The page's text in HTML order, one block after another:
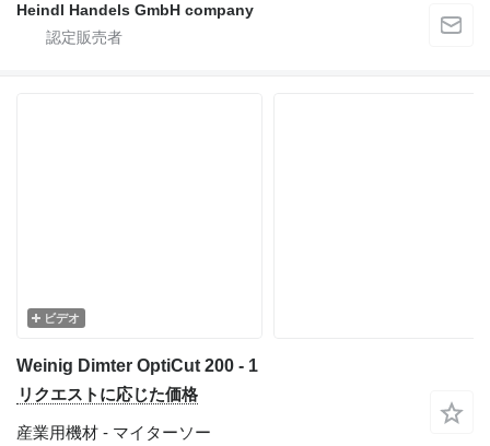
Heindl Handels GmbH company
ビデオ
Weinig Dimter OptiCut 200 - 1
リクエストに応じた価格
産業用機材 - マイターソー